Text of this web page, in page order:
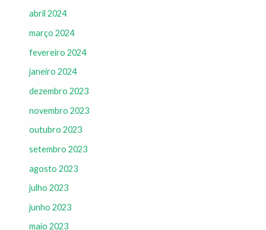
abril 2024
março 2024
fevereiro 2024
janeiro 2024
dezembro 2023
novembro 2023
outubro 2023
setembro 2023
agosto 2023
julho 2023
junho 2023
maio 2023